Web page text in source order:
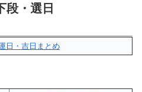
段・選日
日・吉日まとめ